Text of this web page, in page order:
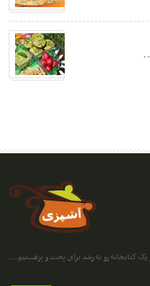
یک کتابخانه رو به رشد برای پخت و پزهستیم....